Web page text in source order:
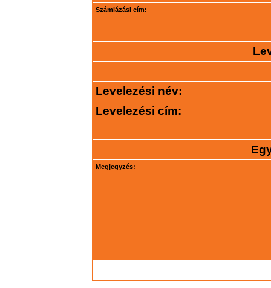
Számlázási cím:
Levelezési név:
Levelezési cím:
Megjegyzés: